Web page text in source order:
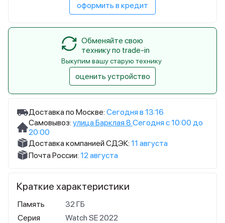
Доставка по Москве: Сегодня в 13:16
Самовывоз: улица Барклая 8 Сегодня с 10:00 до
20:00
Доставка компанией СДЭК: 11 августа
Почта России: 12 августа
Краткие характеристики
Память
32 ГБ
Серия
Watch SE 2022
оформить в кредит
Обменяйте свою
технику по trade-in
Выкупим вашу старую технику
оценить устройство